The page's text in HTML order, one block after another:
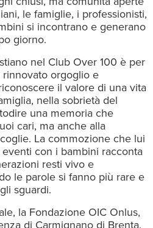
le famiglie, i professionisti,
si incontrano e generano
giorno.
nel Club Over 100 è per
orgoglio e
il valore di una vita
nella sobrietà del
una memoria che
cari, ma anche alla
La commozione che lui
con i bambini racconta
resti vivo e
le parole si fanno più rare e
sguardi.
la Fondazione OIC Onlus,
di Carmignano di Brenta,